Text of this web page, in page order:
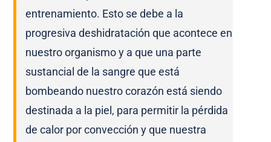
entrenamiento. Esto se debe a la
progresiva deshidratación que acontece en
nuestro organismo y a que una parte
sustancial de la sangre que está
bombeando nuestro corazón está siendo
destinada a la piel, para permitir la pérdida
de calor por convección y que nuestra